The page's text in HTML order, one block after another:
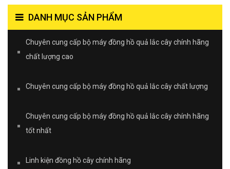
DANH MỤC SẢN PHẨM
Chuyên cung cấp bộ máy đồng hồ quả lắc cây chính hãng
chất lượng cao
Chuyên cung cấp bộ máy đồng hồ quả lắc cây chất lượng
Chuyên cung cấp bộ máy đồng hồ quả lắc cây chính hãng
tốt nhất
Linh kiện đồng hồ cây chính hãng